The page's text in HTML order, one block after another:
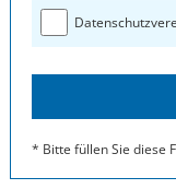
* Bitte füllen Sie diese